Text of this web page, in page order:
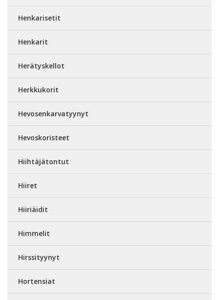
Henkarisetit
Henkarit
Herätyskellot
Herkkukorit
Hevosenkarvatyynyt
Hevoskoristeet
Hiihtäjätontut
Hiiret
Hiiriäidit
Himmelit
Hirssityynyt
Hortensiat